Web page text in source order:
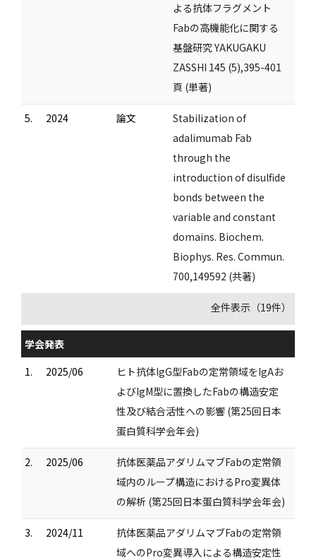
よる抗体フラグメント
Fabの高機能化に関する
基盤研究 YAKUGAKU
ZASSHI 145 (5),395-401
頁 (単著)
5. 2024 論文
Stabilization of
adalimumab Fab
through the
introduction of disulfide
bonds between the
variable and constant
domains. Biochem.
Biophys. Res. Commun.
700,149592 (共著)
全件表示（19件）
学会発表
1.
2025/06
ヒト抗体IgG型Fabの定常領域をIgAお
よびIgM型に置換したFabの構造安定
性及び結合活性への影響 (第25回日本
蛋白質科学会年会)
2. 2025/06
抗体医薬品アダリムマブFabの定常領
域内のループ構造におけるPro変異体
の解析 (第25回日本蛋白質科学会年会)
3. 2024/11
抗体医薬品アダリムマブFabの定常領
域へのPro変異導入による構造安定性